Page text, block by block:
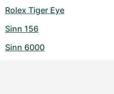
Rolex Tiger Eye
Sinn 156
Sinn 6000